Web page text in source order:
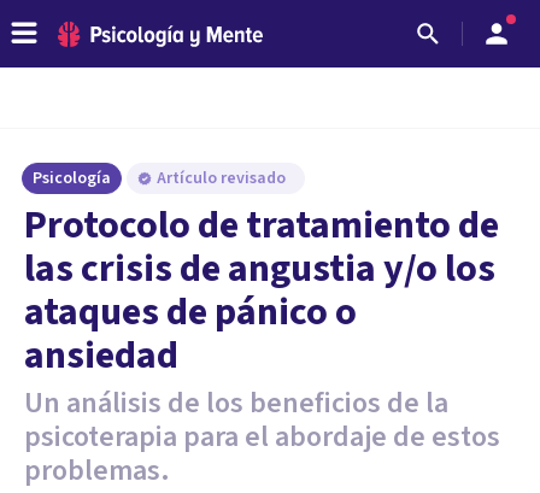
Psicología Artículo revisado
Protocolo de tratamiento de
las crisis de angustia y/o los
ataques de pánico o
ansiedad
Un análisis de los beneficios de la
psicoterapia para el abordaje de estos
problemas.